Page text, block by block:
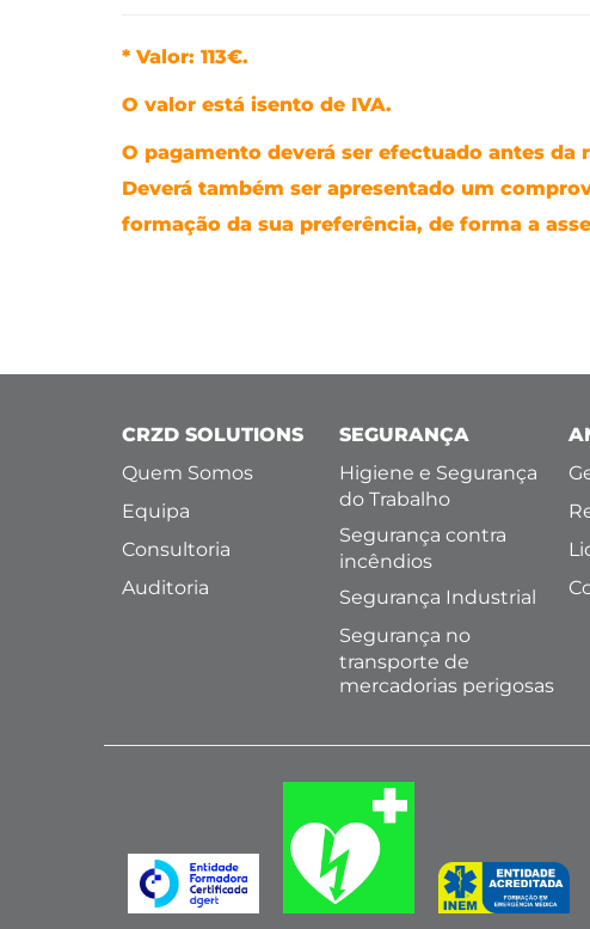
* Valor: 113€.
O valor está isento de IVA.
O pagamento deverá ser efectuado antes da
Deverá também ser apresentado um
formação da sua preferência, de forma a
CRZD SOLUTIONS
Quem Somos
Equipa
Consultoria
Auditoria
SEGURANÇA
Higiene e Segurança
do Trabalho
Segurança contra
incêndios
Segurança Industrial
Segurança no
transporte de
mercadorias perigosas